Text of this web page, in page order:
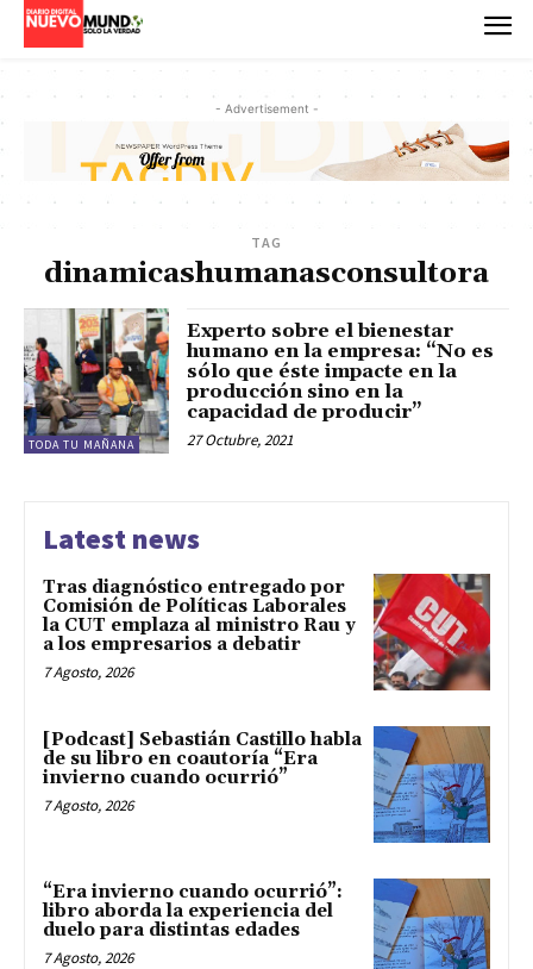
- Advertisement -
TAG
dinamicashumanasconsultora
TODA TU MAÑANA
Experto sobre el bienestar
humano en la empresa: “No es
sólo que éste impacte en la
producción sino en la
capacidad de producir”
27 Octubre, 2021
Latest news
Tras diagnóstico entregado por
Comisión de Políticas Laborales
la CUT emplaza al ministro Rau y
a los empresarios a debatir
7 Agosto, 2026
[Podcast] Sebastián Castillo habla
de su libro en coautoría “Era
invierno cuando ocurrió”
7 Agosto, 2026
“Era invierno cuando ocurrió”:
libro aborda la experiencia del
duelo para distintas edades
7 Agosto, 2026